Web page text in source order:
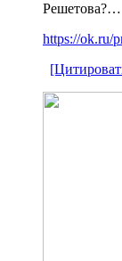
Решетова?…
https://ok.ru/